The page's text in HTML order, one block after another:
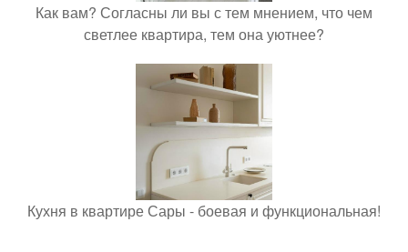
Как вам? Согласны ли вы с тем мнением, что чем
светлее квартира, тем она уютнее?
Кухня в квартире Сары - боевая и функциональная!